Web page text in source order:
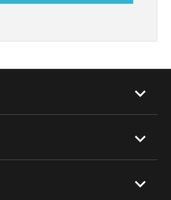


